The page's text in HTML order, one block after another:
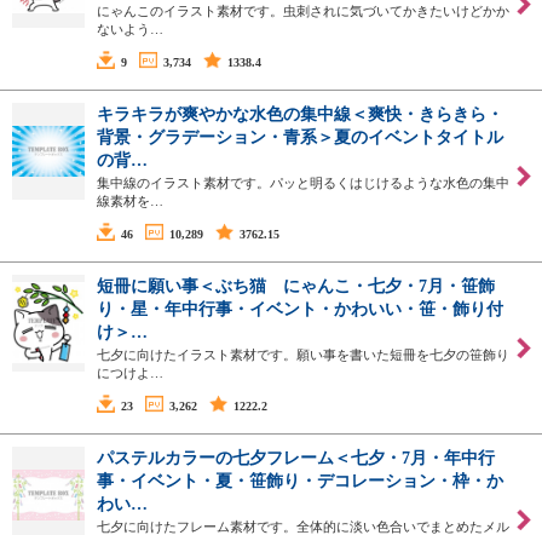
にゃんこのイラスト素材です。虫刺されに気づいてかきたいけどかか
ないよう…
9 3,734 1338.4
キラキラが爽やかな水色の集中線＜爽快・きらきら・
背景・グラデーション・青系＞夏のイベントタイトル
の背…
集中線のイラスト素材です。パッと明るくはじけるような水色の集中
線素材を…
46 10,289 3762.15
短冊に願い事＜ぶち猫 にゃんこ・七夕・7月・笹飾
り・星・年中行事・イベント・かわいい・笹・飾り付
け＞…
七夕に向けたイラスト素材です。願い事を書いた短冊を七夕の笹飾り
につけよ…
23 3,262 1222.2
パステルカラーの七夕フレーム＜七夕・7月・年中行
事・イベント・夏・笹飾り・デコレーション・枠・か
わい…
七夕に向けたフレーム素材です。全体的に淡い色合いでまとめたメル